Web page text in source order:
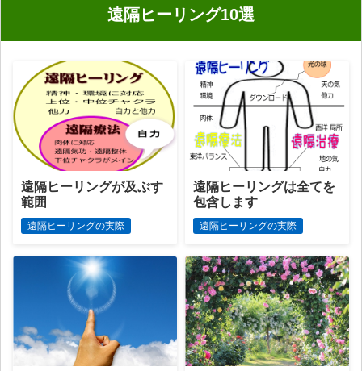
遠隔ヒーリング10選
遠隔ヒーリングが及ぶす
範囲
遠隔ヒーリングの実際
遠隔ヒーリングは全てを
包含します
遠隔ヒーリングの実際